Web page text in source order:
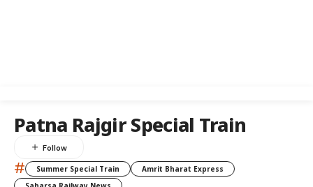
Patna Rajgir Special Train
# Summer Special Train
Amrit Bharat Express